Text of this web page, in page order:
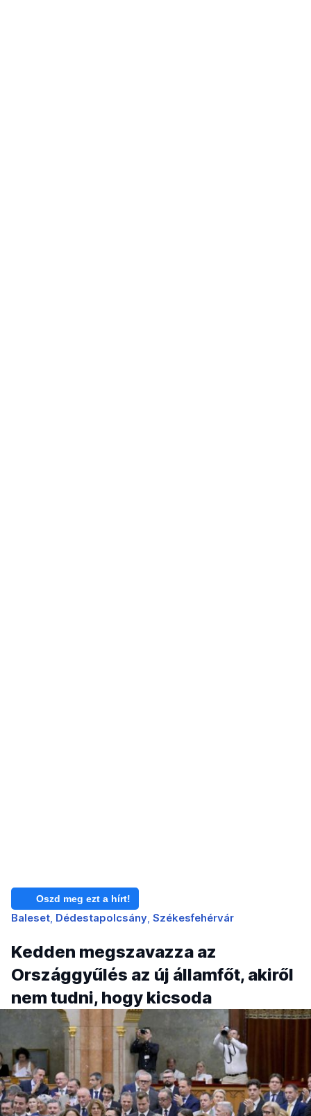
Oszd meg ezt a hírt!
Baleset Dédestapolcsány Székesfehérvár
Kedden megszavazza az
Országgyűlés az új államfőt, akiről
nem tudni, hogy kicsoda